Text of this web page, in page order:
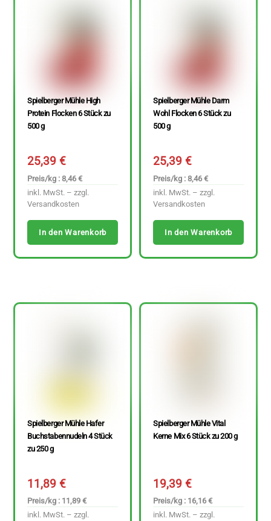
Spielberger Mühle High
Protein Flocken 6 Stück zu
500 g
25,39€
Preis/kg : 8,46 €
inkl. MwSt. – zzgl.
Versandkosten
In den Warenkorb
Spielberger Mühle Darm
Wohl Flocken 6 Stück zu
500 g
25,39€
Preis/kg : 8,46 €
inkl. MwSt. – zzgl.
Versandkosten
In den Warenkorb
Spielberger Mühle Hafer
Buchstabennudeln 4 Stück
zu 250 g
11,89€
Preis/kg : 11,89 €
inkl. MwSt. – zzgl.
Spielberger Mühle Vital
Kerne Mix 6 Stück zu 200 g
19,39€
Preis/kg : 16,16 €
inkl. MwSt. – zzgl.